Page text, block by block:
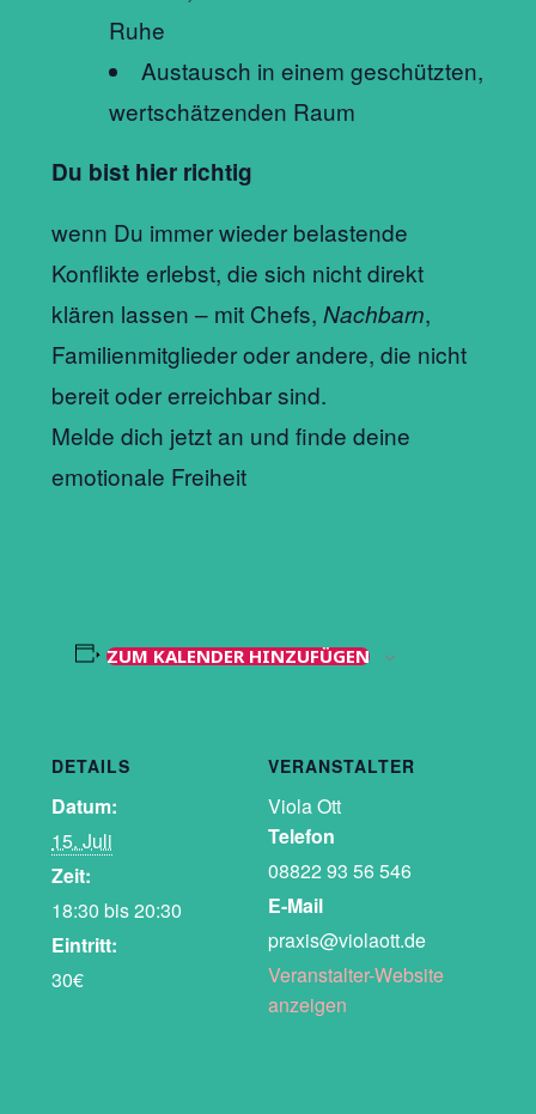
Ruhe
Austausch in einem geschützten,
wertschätzenden Raum
Du bist hier richtig
wenn Du immer wieder belastende
Konflikte erlebst, die sich nicht direkt
klären lassen – mit Chefs,Nachbarn,
Familienmitglieder oder andere, die nicht
bereit oder erreichbar sind.
Melde dich jetzt an und finde deine
emotionale Freiheit
ZUM KALENDER HINZUFÜGEN
DETAILS
Datum:
15. Juli
Zeit:
18:30 bis 20:30
Eintritt:
30€
VERANSTALTER
Viola Ott
Telefon
08822 93 56 546
E-Mail
praxis@violaott.de
Veranstalter-Website
anzeigen